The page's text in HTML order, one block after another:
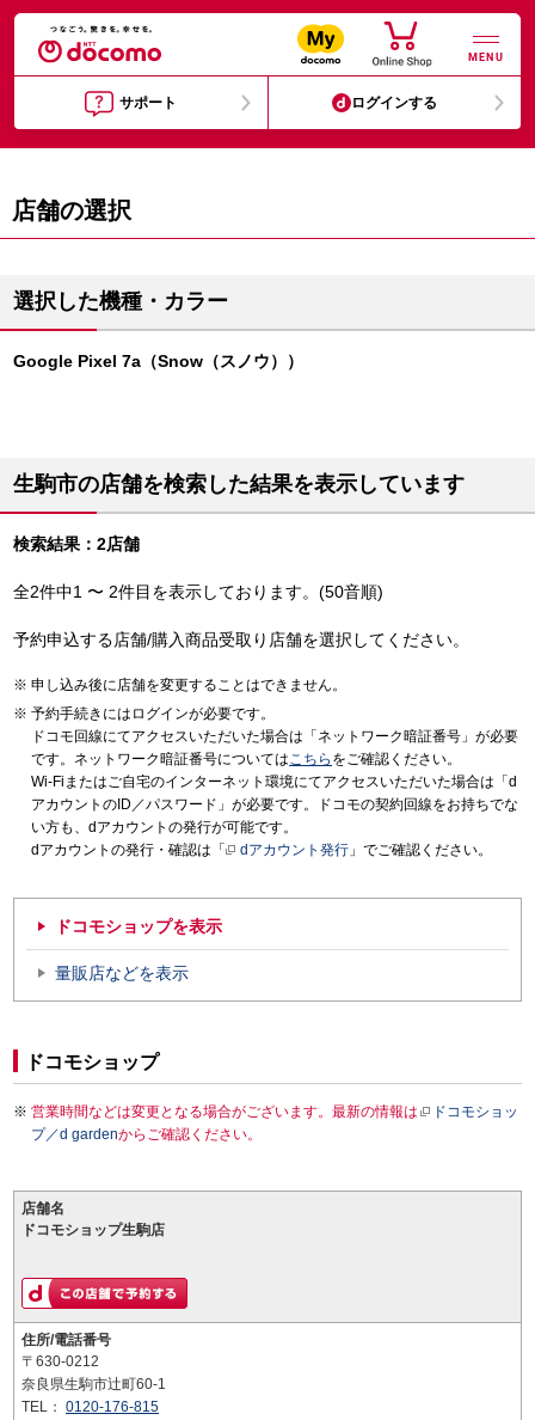
MENU
サポート ログインする
店舗の選択
選択した機種・カラー
Google Pixel 7a（Snow（スノウ））
生駒市の店舗を検索した結果を表示しています
検索結果：2店舗
全2件中1 〜 2件目を表示しております。(50音順)
予約申込する店舗/購入商品受取り店舗を選択してください。
申し込み後に店舗を変更することはできません。
予約手続きにはログインが必要です。
ドコモ回線にてアクセスいただいた場合は「ネットワーク暗証番号」が必要
です。ネットワーク暗証番号についてはこちら をご確認ください。
Wi-Fiまたはご自宅のインターネット環境にてアクセスいただいた場合は「d
アカウントのID／パスワード」が必要です。ドコモの契約回線をお持ちでな
い方も、dアカウントの発行が可能です。
dアカウントの発行・確認は「
dアカウント発行 」でご確認ください。
ドコモショップを表示
量販店などを表示
ドコモショップ
営業時間などは変更となる場合がございます。最新の情報は
ドコモショッ
プ／d gardenからご確認ください。
店舗名
ドコモショップ生駒店
住所/電話番号
〒630-0212
奈良県生駒市辻町60-1
TEL： 0120-176-815